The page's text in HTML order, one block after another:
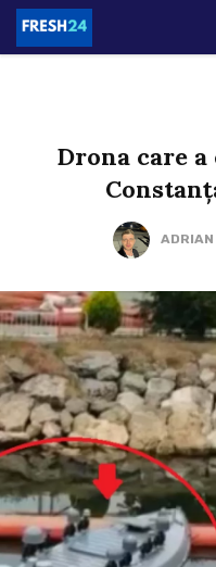
Drona care
ADRIAN